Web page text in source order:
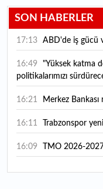
SON HABERLER
17:13 ABD'de iş gücü
16:49
politikalarımızı
16:21 Merkez
16:11 Trabzonspor
16:09 TMO 2026-2027